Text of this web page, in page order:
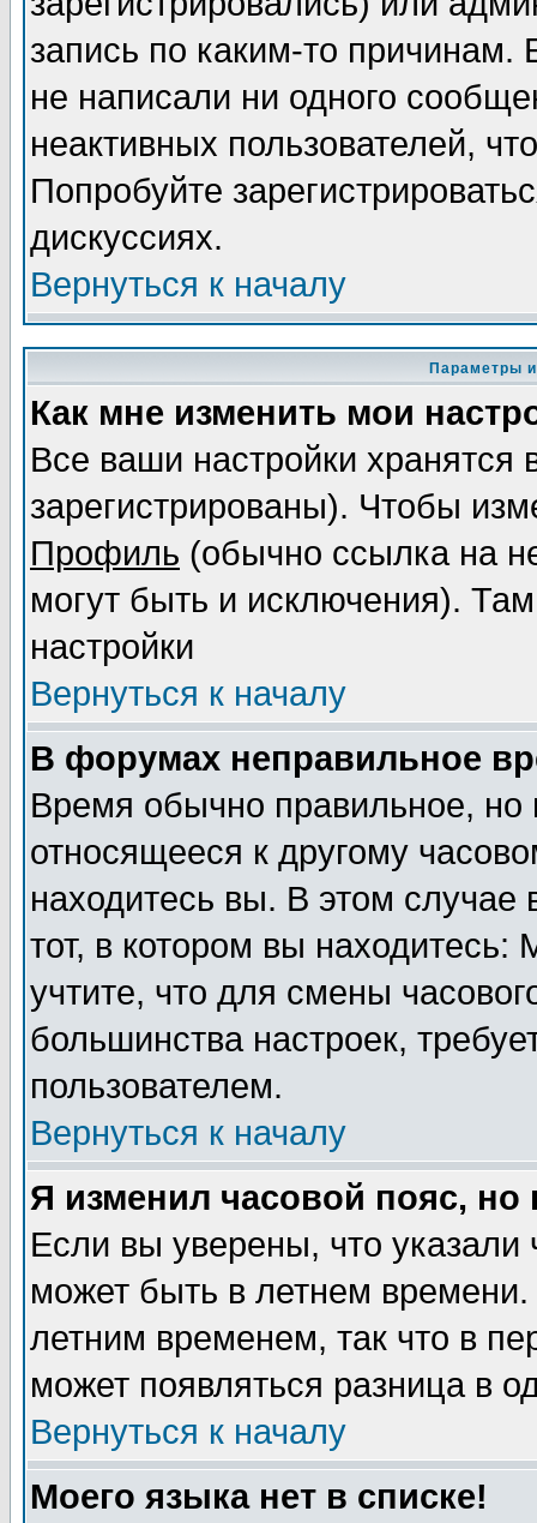
запись по каким-то
не написали ни одного
неактивных пользователей,
Попробуйте
дискуссиях.
Вернуться к началу
Параметры
Как мне изменить мои
Все ваши настройки
зарегистрированы). Чтобы
Профиль (обычно ссылка на
могут быть и исключения).
настройки
Вернуться к началу
В форумах неправильное
Время обычно правильное,
относящееся к другому
находитесь вы. В этом
тот, в котором вы
учтите, что для смены
большинства настроек,
пользователем.
Вернуться к началу
Я изменил часовой пояс,
Если вы уверены, что указали
может быть в летнем
летним временем, так что в
может появляться разница в
Вернуться к началу
Моего языка нет в списке!